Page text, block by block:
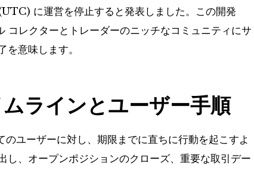
に運営を停止すると発表しました。この開発
レクターとトレーダーのニッチなコミュニティにサ
意味します。
ラインとユーザー手順
ユーザーに対し、期限までに直ちに行動を起こすよ
し、オープンポジションのクローズ、重要な取引デー